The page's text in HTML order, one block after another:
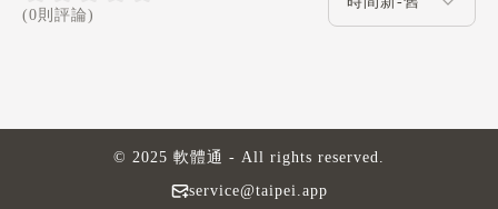
(0則評論)
service@taipei.app
© 2025 軟體通 - All rights reserved.